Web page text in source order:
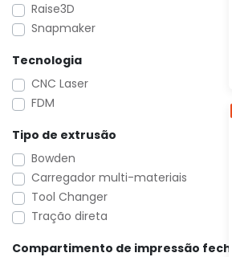
Raise3D
Snapmaker
Tecnologia
CNC Laser
FDM
Tipo de extrusão
Bowden
Carregador multi-materiais
Tool Changer
Tração direta
Compartimento de impressão